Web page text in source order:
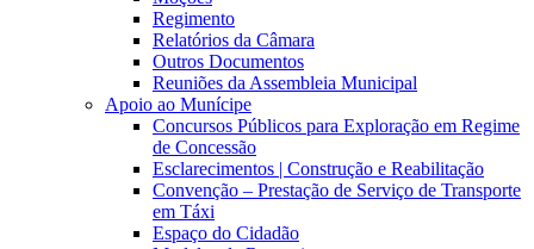
Regimento
Relatórios da Câmara
Outros Documentos
Reuniões da Assembleia Municipal
Apoio ao Munícipe
Concursos Públicos para Exploração em Regime
de Concessão
Esclarecimentos | Construção e Reabilitação
Convenção – Prestação de Serviço de Transporte
em Táxi
Espaço do Cidadão